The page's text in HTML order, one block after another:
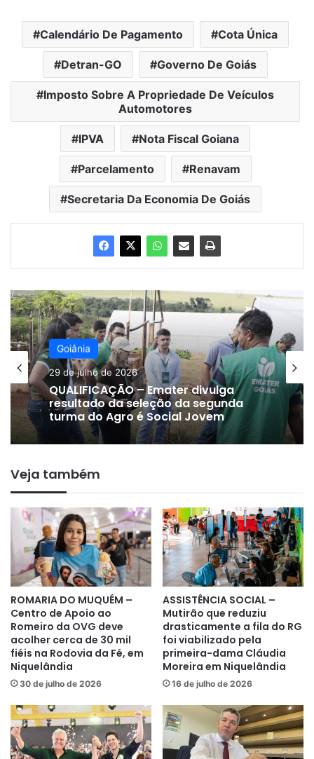
Calendário De Pagamento Cota Única
Detran-GO Governo De Goiás
Imposto Sobre A Propriedade De Veículos
Automotores
IPVA Nota Fiscal Goiana
Parcelamento Renavam
Secretaria Da Economia De Goiás
Goiânia
29 de julho de 2026
QUALIFICAÇÃO – Emater divulga
resultado da seleção da segunda
turma do Agro é Social Jovem
Veja também
ROMARIA DO MUQUÉM –
Centro de Apoio ao
Romeiro da OVG deve
acolher cerca de 30 mil
fiéis na Rodovia da Fé, em
Niquelândia
30 de julho de 2026
ASSISTÊNCIA SOCIAL –
Mutirão que reduziu
drasticamente a fila do RG
foi viabilizado pela
primeira-dama Cláudia
Moreira em Niquelândia
16 de julho de 2026